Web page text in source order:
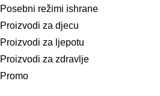
Posebni režimi ishrane
Proizvodi za djecu
Proizvodi za ljepotu
Proizvodi za zdravlje
Promo